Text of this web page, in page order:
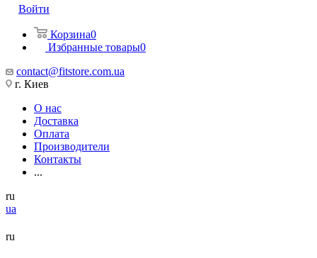
Войти
Корзина0
Избранные товары0
contact@fitstore.com.ua
г. Киев
О нас
Доставка
Оплата
Производители
Контакты
...
ru
ua
ru